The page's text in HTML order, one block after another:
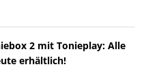
2 mit Tonieplay: Alle
erhältlich!